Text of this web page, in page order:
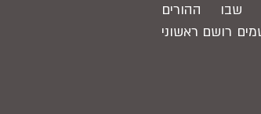
שבו ההורים
רושם ראשוני